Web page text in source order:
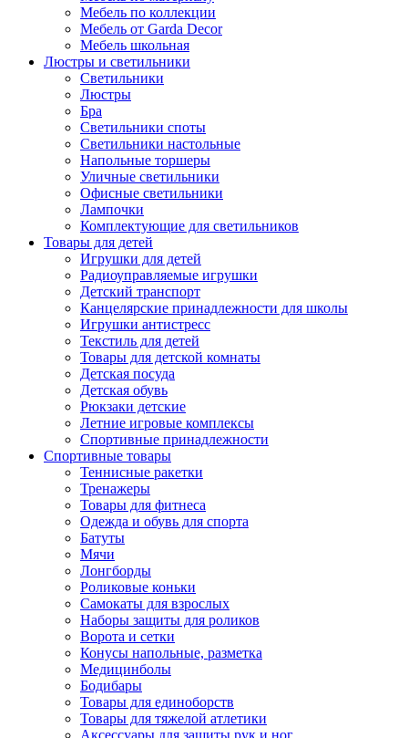
Мебель по коллекции
Мебель от Garda Decor
Мебель школьная
Люстры и светильники
Светильники
Люстры
Бра
Светильники споты
Светильники настольные
Напольные торшеры
Уличные светильники
Офисные светильники
Лампочки
Комплектующие для светильников
Товары для детей
Игрушки для детей
Радиоуправляемые игрушки
Детский транспорт
Канцелярские принадлежности для школы
Игрушки антистресс
Текстиль для детей
Товары для детской комнаты
Детская посуда
Детская обувь
Рюкзаки детские
Летние игровые комплексы
Спортивные принадлежности
Спортивные товары
Теннисные ракетки
Тренажеры
Товары для фитнеса
Одежда и обувь для спорта
Батуты
Мячи
Лонгборды
Роликовые коньки
Самокаты для взрослых
Наборы защиты для роликов
Ворота и сетки
Конусы напольные, разметка
Медицинболы
Бодибары
Товары для единоборств
Товары для тяжелой атлетики
Аксессуары для защиты рук и ног